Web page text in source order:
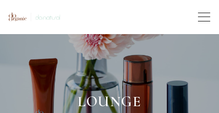
LOUNGE